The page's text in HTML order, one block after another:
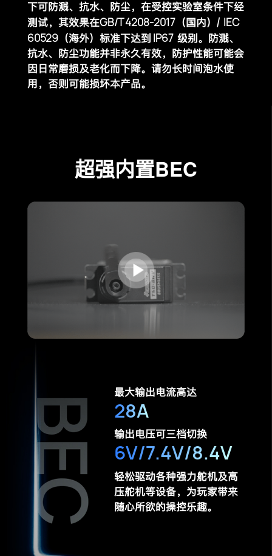
下可防溅、抗水、防尘，在受控实验室条件下经
测试，其效果在GB/T 4208-2017（国内）/ IEC
60529（海外） 标准下达到 IP67级别。防溅、
抗水、防尘功能并非永久有效，防护性能可能会
因日常磨损及老化而下降。请勿长时间泡水使
用，否则可能损坏本产品。
超强内置BEC
最大输出电流高达
28A
输出电压可三档切换
6V/7.4V/8.4V
轻松驱动各种强力舵机及高
压舵机等设备， 为玩家带来
随心所欲的操控乐趣。